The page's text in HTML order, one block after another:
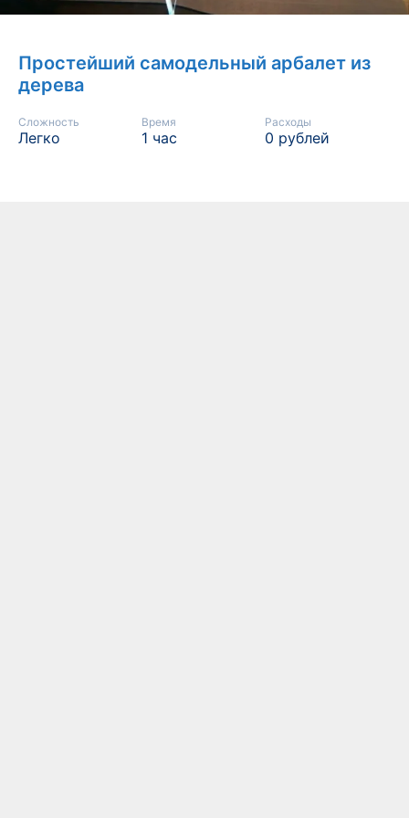
Простейший самодельный арбалет из
дерева
Сложность
Легко
Время
1 час
Расходы
0 рублей